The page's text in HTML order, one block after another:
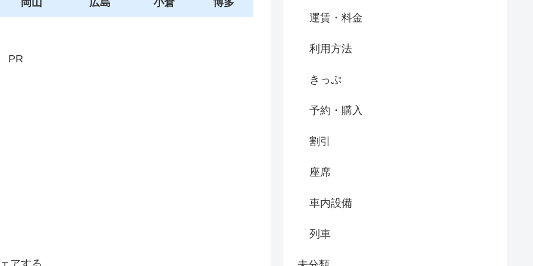
岡山 広島 小倉 博多
PR
アする
運賃・料金
利用方法
きっぷ
予約・購入
割引
座席
車内設備
列車